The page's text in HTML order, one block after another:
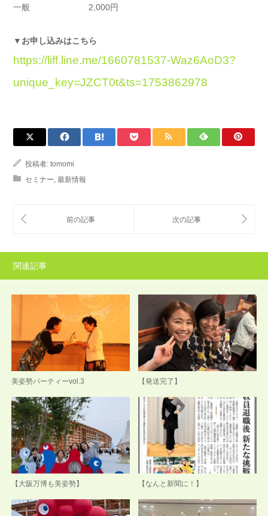
一般 2,000円
▼お申し込みはこちら
https://liff.line.me/1660781537-Waz6AoD3?
unique_key=JZCT0t&ts=1753862978
投稿者: tomomi
セミナー, 最新情報
関連記事
美姿勢パーティーvol.3 【発送完了】
【大阪万博も美姿勢】 【なんと新聞に！】